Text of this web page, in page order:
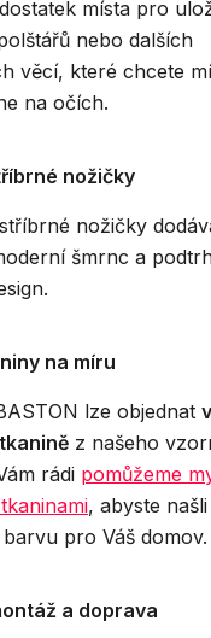
místa pro
nebo dalších
věcí, které chcete
na očích.
nožičky
nožičky
šmrnc a
na míru
lze objednat v
z našeho
rádi pomůžeme
, abyste
pro Váš domov.
a doprava